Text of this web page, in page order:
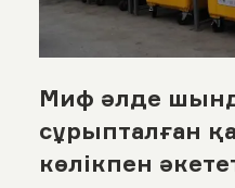
Миф әлде
сұрыпталған
көлікпен